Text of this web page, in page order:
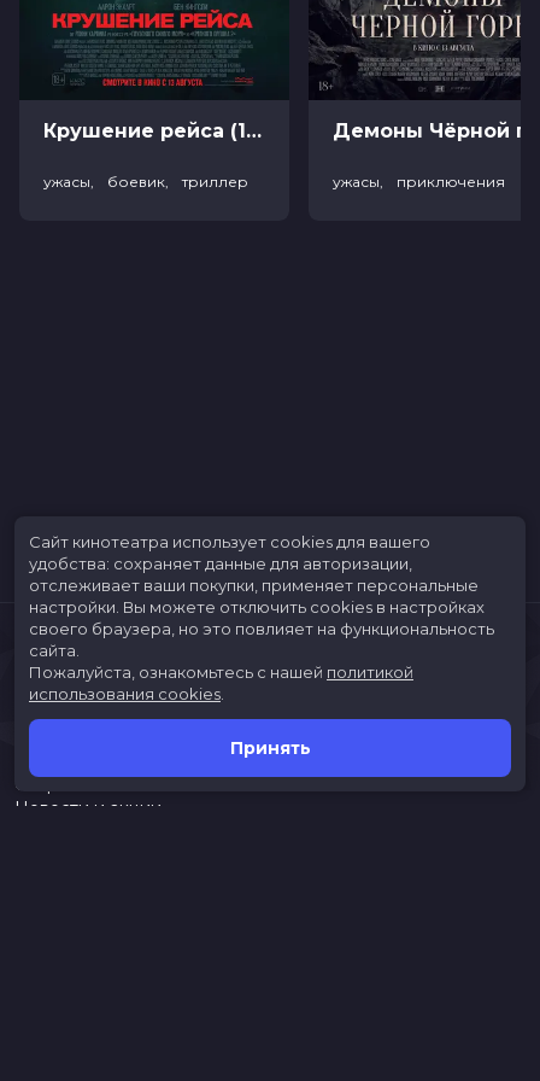
В прокате
с 5 декабря до 25 декабря
Меморандум
до 11 декабря
Пушкинская картаМожно оплатить
Крушение рейса (18+)
ужасы, боевик, триллер ужасы, приключения
Скоро в кино
Новости и акции
Сайт кинотеатра использует cookies для вашего
удобства: сохраняет данные для авторизации,
отслеживает ваши покупки, применяет персональные
настройки. Вы можете отключить cookies в настройках
своего браузера, но это повлияет на функциональность
сайта.
Пожалуйста, ознакомьтесь с нашей политикой
использования cookies
Принять